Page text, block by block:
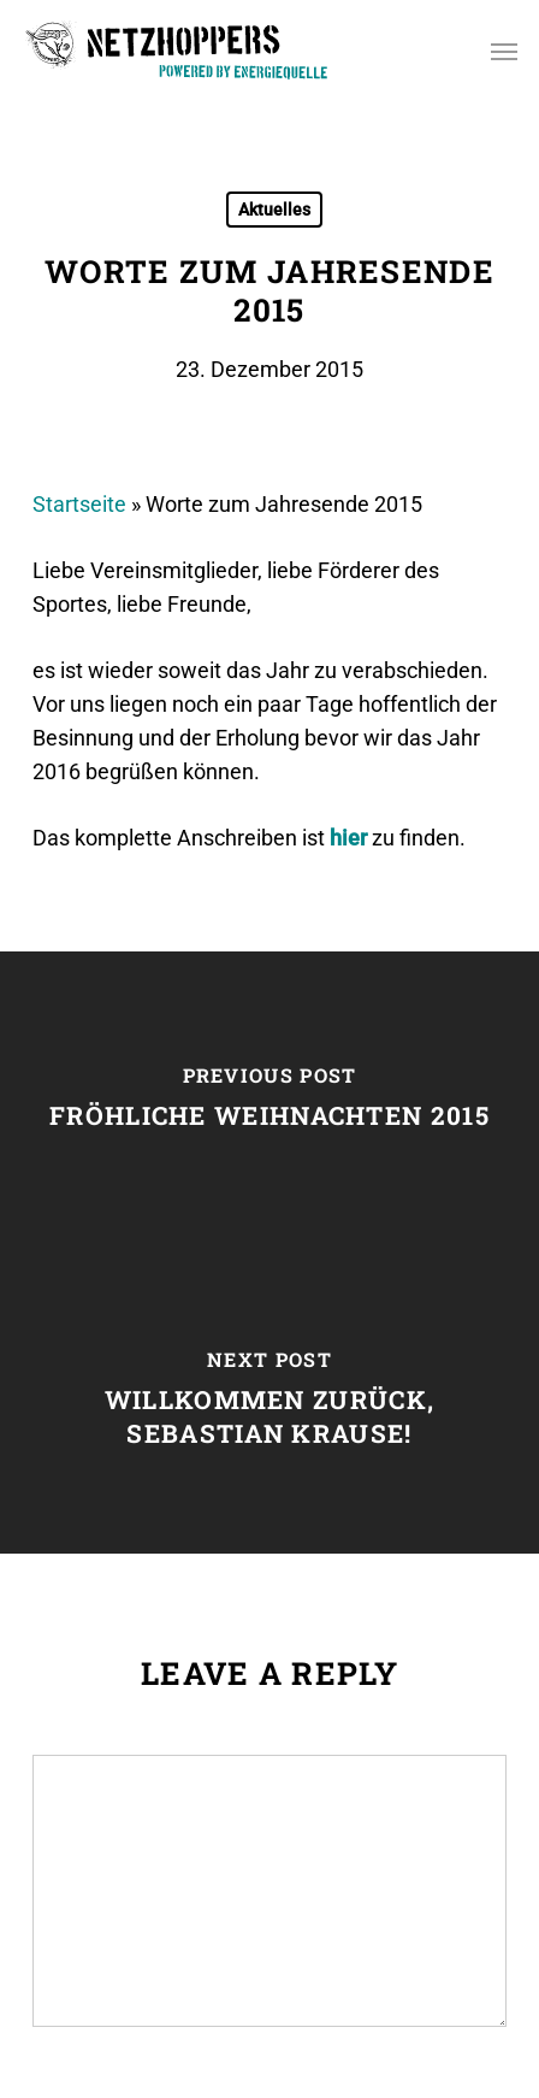
Aktuelles
WORTE ZUM JAHRESENDE
2015
23. Dezember 2015
Startseite »Worte zum Jahresende 2015
Liebe Vereinsmitglieder, liebe Förderer des
Sportes, liebe Freunde,
es ist wieder soweit das Jahr zu verabschieden.
Vor uns liegen noch ein paar Tage hoffentlich der
Besinnung und der Erholung bevor wir das Jahr
2016 begrüßen können.
Das komplette Anschreiben ist hierzu finden.
PREVIOUS POST
FRÖHLICHE WEIHNACHTEN 2015
NEXT POST
WILLKOMMEN ZURÜCK,
SEBASTIAN KRAUSE!
LEAVE A REPLY